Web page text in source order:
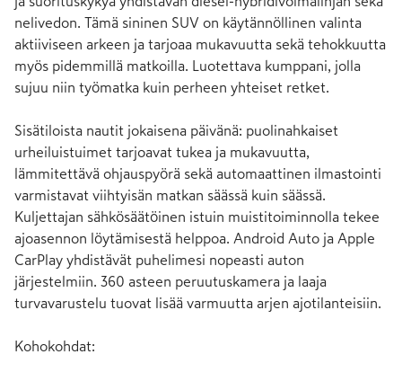
nelivedon. Tämä sininen SUV on käytännöllinen valinta
aktiiviseen arkeen ja tarjoaa mukavuutta sekä tehokkuutta
myös pidemmillä matkoilla. Luotettava kumppani, jolla
sujuu niin työmatka kuin perheen yhteiset retket.
Sisätiloista nautit jokaisena päivänä: puolinahkaiset
urheiluistuimet tarjoavat tukea ja mukavuutta,
lämmitettävä ohjauspyörä sekä automaattinen ilmastointi
varmistavat viihtyisän matkan säässä kuin säässä.
Kuljettajan sähkösäätöinen istuin muistitoiminnolla tekee
ajoasennon löytämisestä helppoa. Android Auto ja Apple
CarPlay yhdistävät puhelimesi nopeasti auton
järjestelmiin. 360 asteen peruutuskamera ja laaja
turvavarustelu tuovat lisää varmuutta arjen ajotilanteisiin.
Kohokohdat: